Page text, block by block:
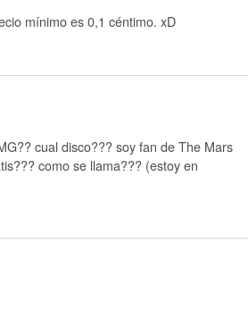
mínimo es 0,1 céntimo. xD
cual disco??? soy fan de The Mars
como se llama??? (estoy en